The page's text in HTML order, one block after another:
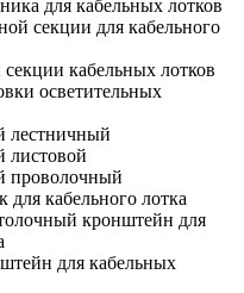
для кабельных лотков
секции для кабельного
кабельных лотков
осветительных
лестничный
листовой
проволочный
для кабельного лотка
кронштейн для
для кабельных